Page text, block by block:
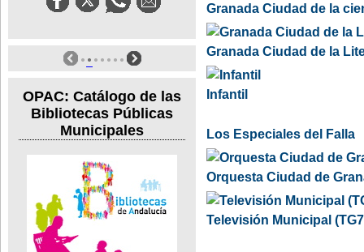
OPAC: Catálogo de las
Bibliotecas Públicas
Municipales
Granada Ciudad de la
Granada Ciudad de la
Infantil
Los Especiales del Falla
Orquesta Ciudad de
Televisión Municipal